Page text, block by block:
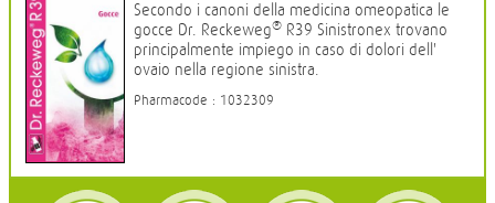
Secondo i canoni della medicina omeopatica le
gocce Dr. Reckeweg® R39 Sinistronex trovano
principalmente impiego in caso di dolori dell'
ovaio nella regione sinistra.
Pharmacode : 1032309